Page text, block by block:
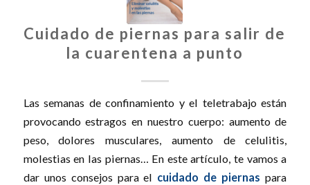
Cuidado de piernas para salir de
la cuarentena a punto
Las semanas de confinamiento y el teletrabajo están
provocando estragos en nuestro cuerpo: aumento de
peso, dolores musculares, aumento de celulitis,
molestias en las piernas… En este artículo, te vamos a
dar unos consejos para el cuidado de piernas para